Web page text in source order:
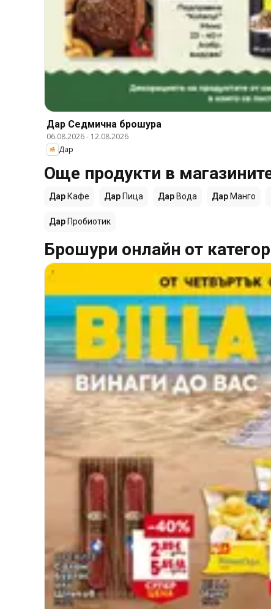
Дар Cедмична брошура
06.08.2026- 12.08.2026
Дар
Още продукти в
ДарКафе ДарПица ДарВода ДарМанго
ДарПробиотик
Брошури онлайн от